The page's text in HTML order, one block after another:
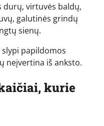
durų, virtuvės baldų,
galutinės grindų
sienų.
slypi papildomos
neįvertina iš anksto.
kurie